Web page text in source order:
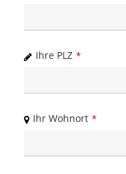
Ihre PLZ *
Ihr Wohnort *